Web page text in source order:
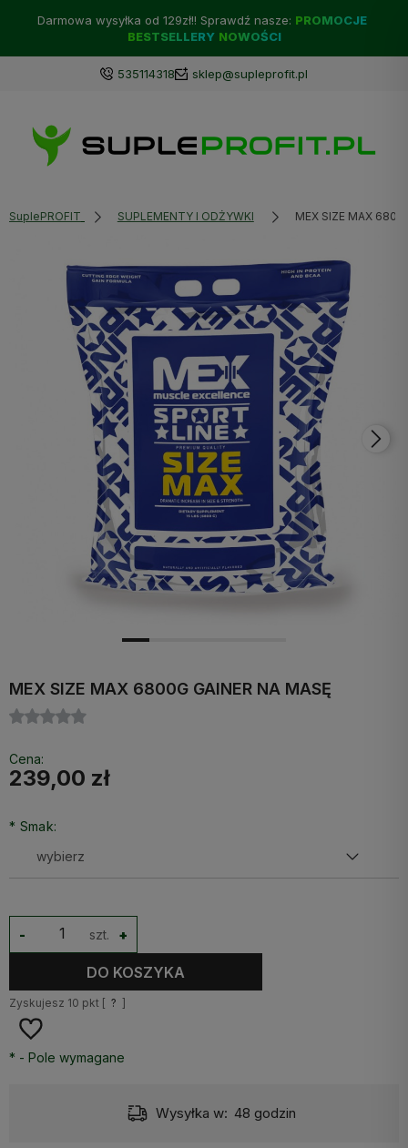
Darmowa wysyłka od 129zł!! Sprawdź nasze: PROMOCJE
BESTSELLERY NOWOŚCI
535114318 sklep@supleprofit.pl
SuplePROFIT SUPLEMENTY I ODŻYWKI MEX SIZE MAX
MEX SIZE MAX 6800G GAINER NA MASĘ
Cena:
239,00 zł
* Smak:
szt. +
-
DO KOSZYKA
Zyskujesz 10 pkt [ ? ]
* - Pole wymagane
Wysyłka w: 48 godzin